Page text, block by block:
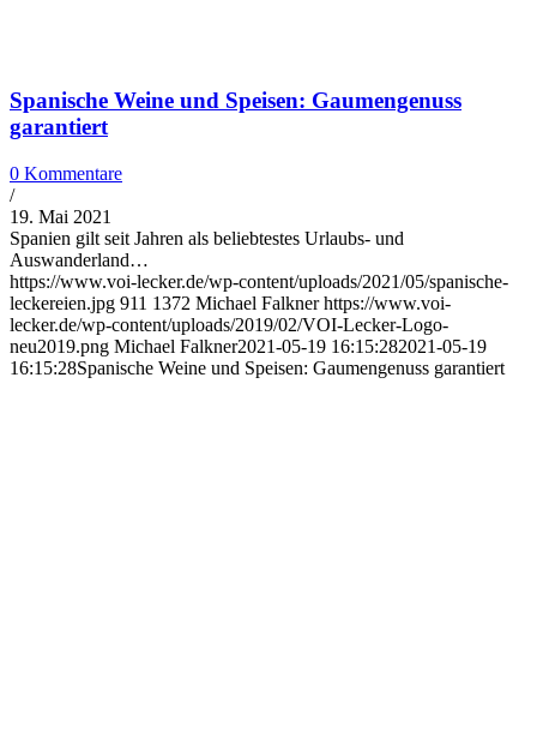
Spanische Weine und Speisen: Gaumengenuss
garantiert
0 Kommentare
/
19. Mai 2021
Spanien gilt seit Jahren als beliebtestes Urlaubs- und
Auswanderland…
https://www.voi-lecker.de/wp-content/uploads/2021/05/spanische-
leckereien.jpg 911 1372 Michael Falkner https://www.voi-
lecker.de/wp-content/uploads/2019/02/VOI-Lecker-Logo-
neu2019.png Michael Falkner2021-05-19 16:15:282021-05-19
16:15:28Spanische Weine und Speisen: Gaumengenuss garantiert